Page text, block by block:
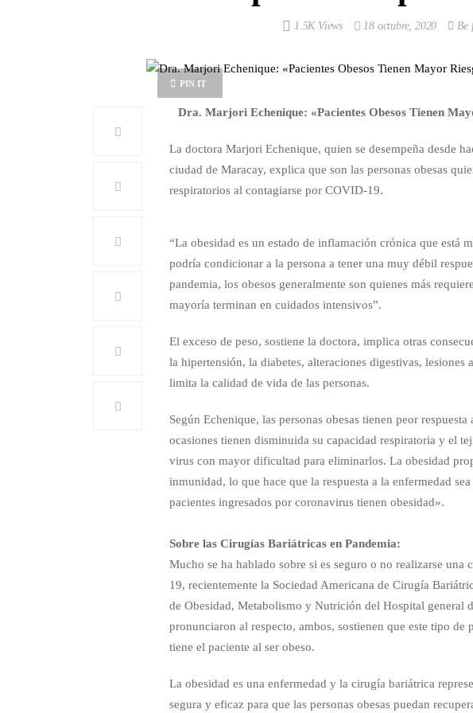
1.5K Views 18 octubre, 2020 Be
PIN IT
Dra. Marjori Echenique: «Pacientes Obesos Tienen
La doctora Marjori Echenique, quien se desempeña desde
ciudad de Maracay, explica que son las personas obesas
respiratorios al contagiarse por COVID-19.
“La obesidad es un estado de inflamación crónica que está
podría condicionar a la persona a tener una muy débil
pandemia, los obesos generalmente son quienes más
mayoría terminan en cuidados intensivos”.
El exceso de peso, sostiene la doctora, implica otras
la hipertensión, la diabetes, alteraciones digestivas,
limita la calidad de vida de las personas.
Según Echenique, las personas obesas tienen peor
ocasiones tienen disminuida su capacidad respiratoria y el
virus con mayor dificultad para eliminarlos. La obesidad
inmunidad, lo que hace que la respuesta a la enfermedad
pacientes ingresados por coronavirus tienen obesidad».
Sobre las Cirugías Bariátricas en Pandemia:
Mucho se ha hablado sobre si es seguro o no realizarse
19, recientemente la Sociedad Americana de Cirugía
de Obesidad, Metabolismo y Nutrición del Hospital general
pronunciaron al respecto, ambos, sostienen que este tipo
tiene el paciente al ser obeso.⁣
La obesidad es una enfermedad y la cirugía bariátrica
segura y eficaz para que las personas obesas puedan